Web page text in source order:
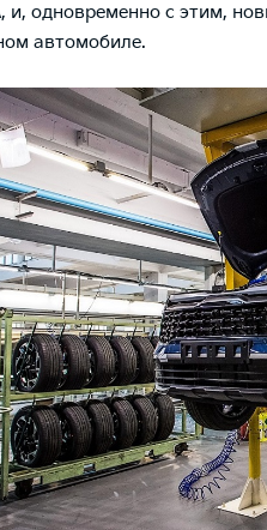
и, одновременно с этим,
автомобиле.